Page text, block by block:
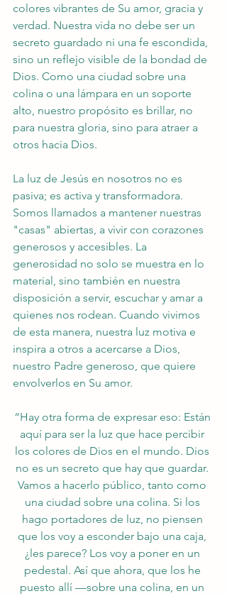
colores vibrantes de Su amor, gracia y
verdad. Nuestra vida no debe ser un
secreto guardado ni una fe escondida,
sino un reflejo visible de la bondad de
Dios. Como una ciudad sobre una
colina o una lámpara en un soporte
alto, nuestro propósito es brillar, no
para nuestra gloria, sino para atraer a
otros hacia Dios.
La luz de Jesús en nosotros no es
pasiva; es activa y transformadora.
Somos llamados a mantener nuestras
"casas" abiertas, a vivir con corazones
generosos y accesibles. La
generosidad no solo se muestra en lo
material, sino también en nuestra
disposición a servir, escuchar y amar a
quienes nos rodean. Cuando vivimos
de esta manera, nuestra luz motiva e
inspira a otros a acercarse a Dios,
nuestro Padre generoso, que quiere
envolverlos en Su amor.
“Hay otra forma de expresar eso: Están
aquí para ser la luz que hace percibir
los colores de Dios en el mundo. Dios
no es un secreto que hay que guardar.
Vamos a hacerlo público, tanto como
una ciudad sobre una colina. Si los
hago portadores de luz, no piensen
que los voy a esconder bajo una caja,
¿les parece? Los voy a poner en un
pedestal. Así que ahora, que los he
puesto allí —sobre una colina, en un